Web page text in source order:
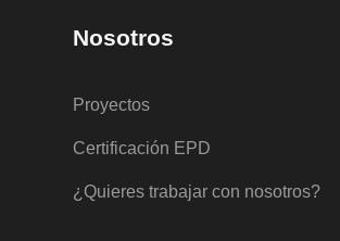
Nosotros
Proyectos
Certificación EPD
¿Quieres trabajar con nosotros?